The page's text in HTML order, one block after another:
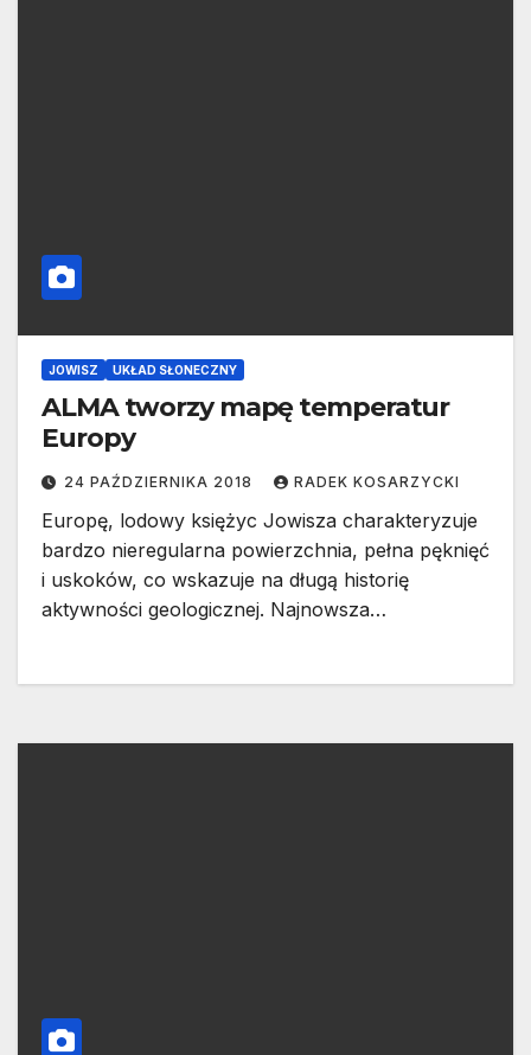
JOWISZ UKŁAD SŁONECZNY
ALMA tworzy mapę temperatur
Europy
24 PAŹDZIERNIKA 2018 RADEK KOSARZYCKI
Europę, lodowy księżyc Jowisza charakteryzuje
bardzo nieregularna powierzchnia, pełna pęknięć
i uskoków, co wskazuje na długą historię
aktywności geologicznej. Najnowsza…